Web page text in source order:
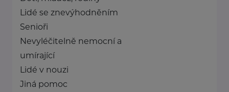
Lidé se znevýhodněním
Senioři
Nevyléčitelně nemocní a
umírající
Lidé v nouzi
Jiná pomoc